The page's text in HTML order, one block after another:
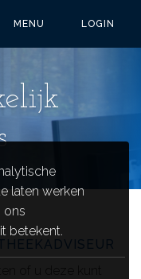
LOGIN
MENU
of u deze kunt
laten werken
ons
betekent.